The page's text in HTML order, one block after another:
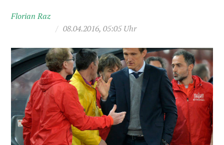
Florian Raz
/ 08.04.2016, 05:05 Uhr